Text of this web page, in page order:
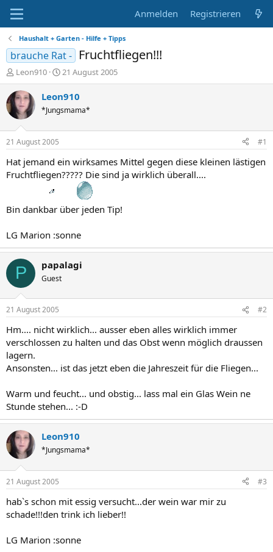
Anmelden Registrieren
Haushalt + Garten - Hilfe + Tipps
brauche Rat - Fruchtfliegen!!!
E
r
s
t
e
e
r
Leon910
E
r
s
e
t
a
m
21 August 2005
Leon910
*Jungsmama*
21 August 2005 #1
Hat jemand ein wirksames Mittel gegen diese kleinen lästigen
Fruchtfliegen????? Die sind ja wirklich überall....
Bin dankbar über jeden Tip!
LG Marion :sonne
P papalagi
Guest
21 August 2005 #2
Hm.... nicht wirklich... ausser eben alles wirklich immer
verschlossen zu halten und das Obst wenn möglich draussen
lagern.
Ansonsten... ist das jetzt eben die Jahreszeit für die Fliegen...
Warm und feucht... und obstig... lass mal ein Glas Wein ne
Stunde stehen... :-D
Leon910
*Jungsmama*
21 August 2005 #3
hab`s schon mit essig versucht...der wein war mir zu
schade!!!den trink ich lieber!!
LG Marion :sonne